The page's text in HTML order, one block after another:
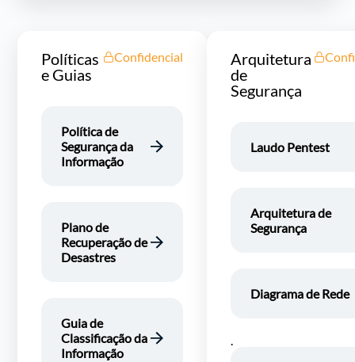
Políticas
e Guias
Confidencial
Política de
Segurança da
Informação
Plano de
Recuperação de
Desastres
Guia de
Classificação da
Informação
Arquitetura
de
Segurança
Laudo Pentest
Arquitetura de
Segurança
Diagrama de Rede
.